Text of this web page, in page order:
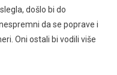
došlo bi do
da se poprave i
Oni ostali bi vodili više